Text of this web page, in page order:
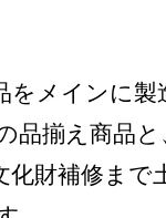
をメインに
品揃え商品
財補修まで